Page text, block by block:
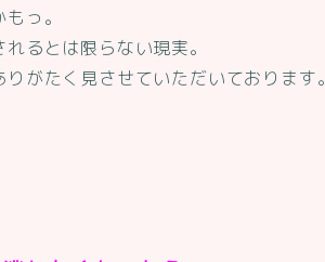
っ。
るとは限らない現実。
がたく見させていただいております。